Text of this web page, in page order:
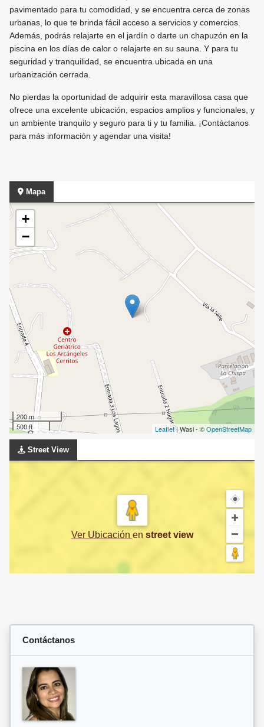
pavimentado para tu comodidad, y se encuentra cerca de zonas
urbanas, lo que te brinda fácil acceso a servicios y comercios.
Además, podrás relajarte en el jardín o darte un chapuzón en la
piscina en los días de calor o relajarte en su sauna. Y para tu
seguridad y tranquilidad, se encuentra ubicada en una
urbanización cerrada.
No pierdas la oportunidad de adquirir esta maravillosa casa que
ofrece una excelente ubicación, espacios amplios y funcionales, y
un ambiente tranquilo y seguro para ti y tu familia. ¡Contáctanos
para más información y agendar una visita!
Mapa
+
−
200 m
500 ft
Leaflet| Wasi - ©OpenStreetMap
Street View
Ver Ubicación en street view
Contáctanos